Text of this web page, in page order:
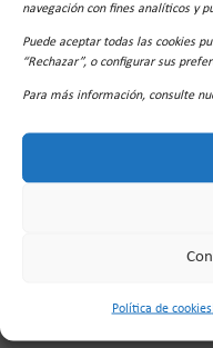
navegación con fines analíticos y
Puede aceptar todas las cookies
“Rechazar”, o configurar sus
Para más información, consulte
Política de cookies
Guarda mi